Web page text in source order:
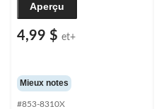
Aperçu
4,99 $ et+
Mieux notes
#853-8310X